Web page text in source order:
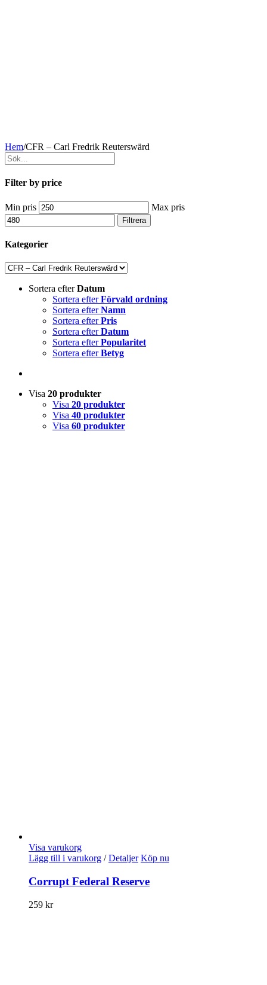
Hem/CFR – Carl Fredrik Reuterswärd
Filter by price
Min pris Max pris
Filtrera
Kategorier
Sortera efterDatum
Sortera efterFörvald ordning
Sortera efterNamn
Sortera efterPris
Sortera efterDatum
Sortera efterPopularitet
Sortera efterBetyg
Visa 20 produkter
Visa 20 produkter
Visa 40 produkter
Visa 60 produkter
Visa varukorg
Lägg till i varukorg / Detaljer Köp nu
Corrupt Federal Reserve
259 kr